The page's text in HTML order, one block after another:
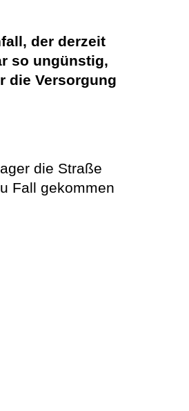
der derzeit
so ungünstig,
die Versorgung
die Straße
Fall gekommen